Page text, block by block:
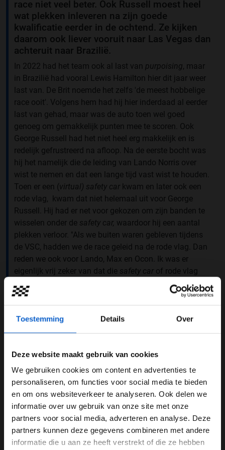
Toestemming Details Over
Deze website maakt gebruik van cookies
We gebruiken cookies om content en advertenties te
personaliseren, om functies voor social media te bieden
en om ons websiteverkeer te analyseren. Ook delen we
informatie over uw gebruik van onze site met onze
partners voor social media, adverteren en analyse. Deze
partners kunnen deze gegevens combineren met andere
informatie die u aan ze heeft verstrekt of die ze hebben
race niet veel beter. Ook Russell moest heel
wat plekken inleveren na zijn goede
kwalificatie eerder in de ochtend. Ze kijken
daarom ook liever vooruit naar Las Vegas dan
achteruit naar Brazilië.
In 2022 had het team ook al last van purpoising , maar
in Brazilië had vooral Lewis Hamilton hier dit jaar weer
last van. De Brit noemde het zelfs 'de meest hobbelige
race ooit'. Volgens hem had hij hier inderdaad al eerder
last van gehad, maar was de auto toen wel goed
genoeg om gemakkelijk punten mee te scoren. Ook
George Russell had het niet heel erg makkelijk en is
redelijk gefrustreerd na afloop. Na de eerste bocht was
hij het namelijk die de leiding van Lando Norris over
wist te nemen en dat een lange tijd vast wist te houden.
Toen er een (virtual) safety car kwam en later ook een
rode vlag, kwam dat niet helemaal uit voor George
Russell. Hij had er net voor gekozen om zijn banden te
wisselen onder de safety car, waardoor hij een aantal
plekken verloor. ''Als we buiten waren gebleven tijdens
de VSC, hadden we de race geleid na de rode vlag. Dan
reden we ook voor Lando, Max en Ocon. Ik was er
eigenlijk vrij zeker van dat die safety car of rode vlag
zou komen en wilde daarom graag buiten blijven. Ik
was best wel boos op dat moment'', aldus Russell na
afloop bijF1.com.
WELKOM BIJ GRAND PRIX RADIO
Ben je 24 jaar of ouder?
Pas je advertentie instellingen aan en klik hieronder om
door te gaan naar de website!